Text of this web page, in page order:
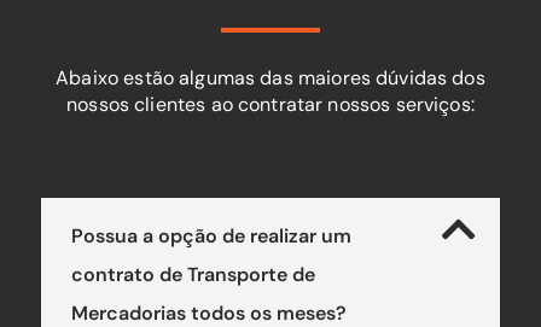
Abaixo estão algumas das maiores dúvidas dos
nossos clientes ao contratar nossos serviços:
Possua a opção de realizar um
contrato de Transporte de
Mercadorias todos os meses?